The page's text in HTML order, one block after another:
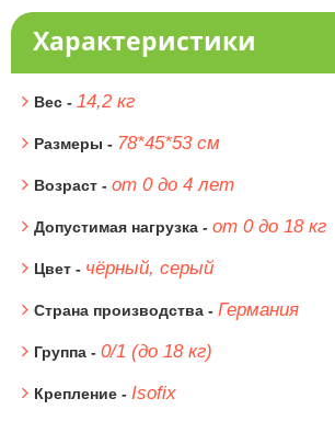
Характеристики
Вес - 14,2 кг
Размеры - 78*45*53 см
Возраст - от 0 до 4 лет
Допустимая нагрузка - от 0 до 18 кг
Цвет - чёрный, серый
Страна производства - Германия
Группа - 0/1 (до 18 кг)
Крепление - Isofix